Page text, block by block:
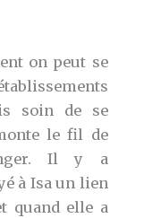
on peut se
soin de se
le fil de
Il y a
à Isa un lien
quand elle a